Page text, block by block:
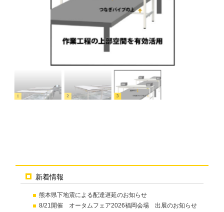
新着情報
熊本県下地震による配達遅延のお知らせ
8/21開催 オータムフェア2026福岡会場 出展のお知らせ